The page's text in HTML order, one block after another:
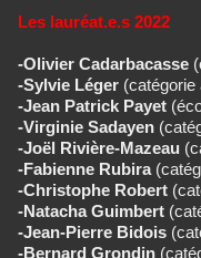
Les lauréat.e.s 2022
-Olivier Cadarbacasse
-Sylvie Léger (catégorie
-Jean Patrick Payet
-Virginie Sadayen
-Joël Rivière-Mazeau
-Fabienne Rubira
-Christophe Robert
-Natacha Guimbert
-Jean-Pierre Bidois
-Bernard Grondin